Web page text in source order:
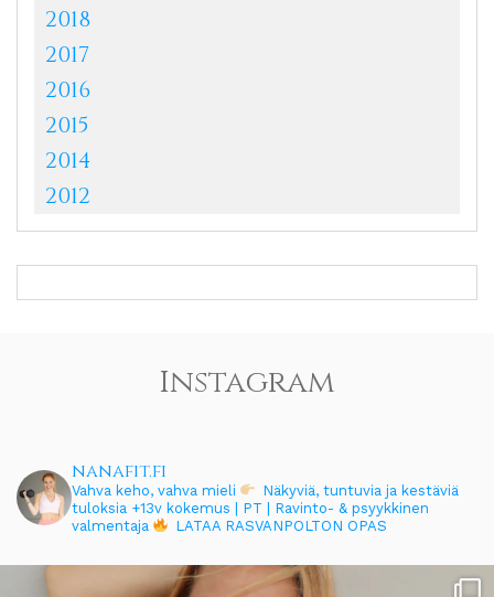
2018
2017
2016
2015
2014
2012
Instagram
nanafit.fi
Vahva keho, vahva mieli
Näkyviä, tuntuvia ja kestäviä
tuloksia +13v kokemus | PT | Ravinto- & psyykkinen
valmentaja
LATAA RASVANPOLTON OPAS